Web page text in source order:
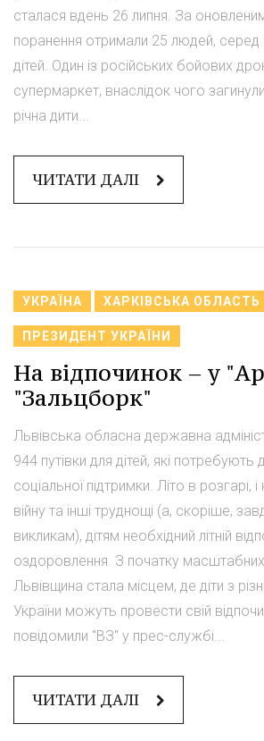
сталася вдень 26 липня. За
поранення отримали 25 людей, серед
дітей. Один із російських бойових
супермаркет, внаслідок чого
річна дити...
ЧИТАТИ ДАЛІ
УКРАЇНА ХАРКІВСЬКА ОБЛАСТЬ
ПРЕЗИДЕНТ УКРАЇНИ
На відпочинок – у
"Зальцборк"
Львівська обласна державна
944 путівки для дітей, які потребують
соціальної підтримки. Літо в розгарі,
війну та інші труднощі (а, скоріше,
викликам), дітям необхідний літній
оздоровлення. З початку
Львівщина стала місцем, де діти з
України можуть провести свій
повідомили "ВЗ" у прес-службі...
ЧИТАТИ ДАЛІ